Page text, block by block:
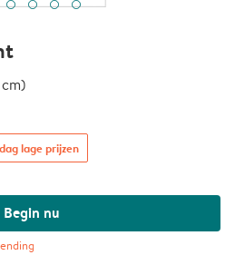
lage prijzen
Begin nu